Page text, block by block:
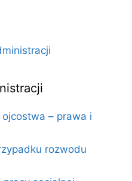
– prawa i
rozwodu